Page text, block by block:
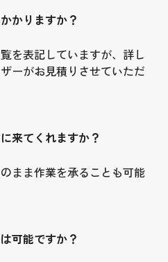
かりますか？
を表記していますが、詳し
ーがお見積りさせていただ
来てくれますか？
まま作業を承ることも可能
可能ですか？